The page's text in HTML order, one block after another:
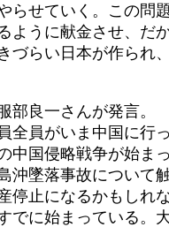
らせていく。この問
ように献金させ、だ
づらい日本が作られ
良一さんが発言。
員がいま中国に行
中国侵略戦争が始ま
墜落事故について
停止になるかもしれ
でに始まっている。